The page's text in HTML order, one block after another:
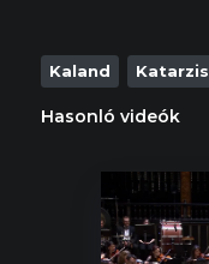
Kaland Katarzis
Hasonló videók